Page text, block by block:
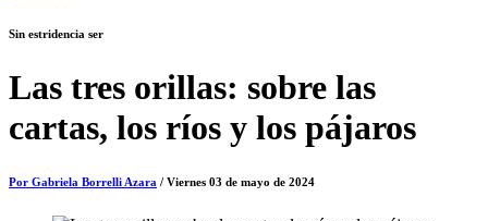
Sin estridencia ser
Las tres orillas: sobre las
cartas, los ríos y los pájaros
Por Gabriela Borrelli Azara / Viernes 03 de mayo de 2024